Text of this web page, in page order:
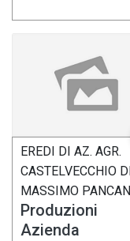
EREDI DI AZ. AGR.
CASTELVECCHIO DI
MASSIMO PANCANI
Produzioni
Azienda